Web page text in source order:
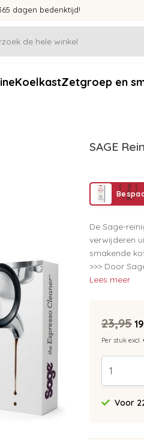
dagen bedenktijd!
KoelkastZetgroep en
SAGE
De Sage-
verwijderen
smakende
>>> Door
Lees meer
23,95
Per stuk excl.
Voor